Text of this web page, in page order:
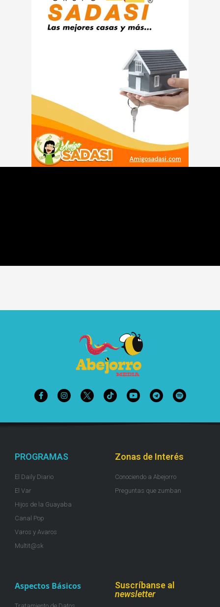
PROGRAMAS
El Daily Diario
El Var
Hijos de la Guayaba
Canal Pop
Varos y Avaros
Multit@sk
Zonas de Interés
Conociendo a Abejorro
Preguntas que zumban
Aspectos Básicos
Suscríbanse al
newsletter